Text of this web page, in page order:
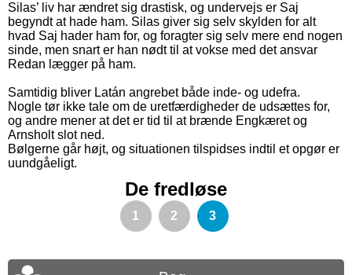
Silas’ liv har ændret sig drastisk, og undervejs er Saj
begyndt at hade ham. Silas giver sig selv skylden for alt
hvad Saj hader ham for, og foragter sig selv mere end nogen
sinde, men snart er han nødt til at vokse med det ansvar
Redan lægger på ham.
Samtidig bliver Latán angrebet både inde- og udefra.
Nogle tør ikke tale om de uretfærdigheder de udsættes for,
og andre mener at det er tid til at brænde Engkæret og
Arnsholt slot ned.
Bølgerne går højt, og situationen tilspidses indtil et opgør er
uundgåeligt.
De fredløse
1 2 3